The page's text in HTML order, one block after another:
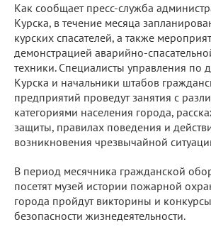
Как сообщает пресс-служба
Курска, в течение месяца
курских спасателей, а также
демонстрацией аварийно-
техники. Специалисты управления по
Курска и начальники штабов
предприятий проведут занятия с
категориями населения города,
защиты, правилах поведения и
возникновения чрезвычайной
В период месячника гражданской
посетят музей истории пожарной
города пройдут викторины и
безопасности жизнедеятельности.